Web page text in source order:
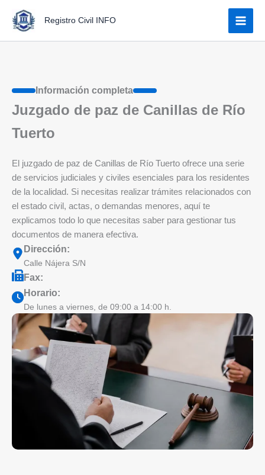
contenido
Registro Civil INFO
Información completa
Juzgado de paz de Canillas de Río
Tuerto
El juzgado de paz de Canillas de Río Tuerto ofrece una serie
de servicios judiciales y civiles esenciales para los residentes
de la localidad. Si necesitas realizar trámites relacionados con
el estado civil, actas, o demandas menores, aquí te
explicamos todo lo que necesitas saber para gestionar tus
documentos de manera efectiva.
Dirección:
Calle Nájera S/N
Fax:
Horario:
De lunes a viernes, de 09:00 a 14:00 h.